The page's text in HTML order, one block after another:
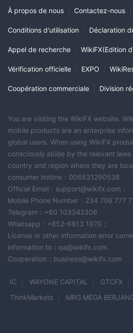
À propos de nous Contactez-nous
Conditions d'utilisation Déclaration
Appel de recherche WikiFX(Edition
Vérification officielle EXPO
Coopération commerciale Division
You are visiting the WikiFX website.
mobile products are an enterprise
global users. When using WikiFX
consciously abide by the relevant
country and region where they are
consumer hotline：006531290538
Official Email：support@wikifx.com；
Mobile Phone Number：234 706 777
Telegram：+60 103342306
Whatsapp：+852-6613 1970；
License or other information error
information to：qa@wikifx.com
Cooperation：business@wikifx.com
IC WAYONE CAPITAL GTCFX
ThinkMarkets
MRG MEGA